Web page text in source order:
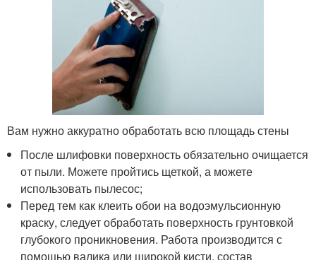
Вам нужно аккуратно обработать всю площадь стены
После шлифовки поверхность обязательно очищается
от пыли. Можете пройтись щеткой, а можете
использовать пылесос;
Перед тем как клеить обои на водоэмульсионную
краску, следует обработать поверхность грунтовкой
глубокого проникновения. Работа производится с
помощью валика или широкой кисти, состав